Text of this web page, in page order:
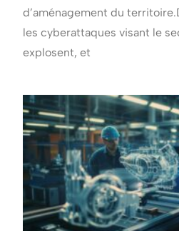
d’aménagement du
les cyberattaques visant le
explosent, et